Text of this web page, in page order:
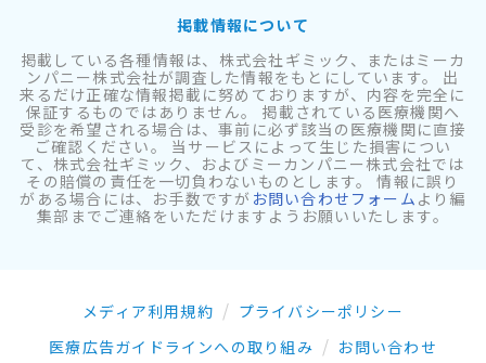
掲載情報について
掲載している各種情報は、株式会社ギミック、またはミーカ
ンパニー株式会社が調査した情報をもとにしています。 出
来るだけ正確な情報掲載に努めておりますが、内容を完全に
保証するものではありません。 掲載されている医療機関へ
受診を希望される場合は、事前に必ず該当の医療機関に直接
ご確認ください。 当サービスによって生じた損害につい
て、株式会社ギミック、およびミーカンパニー株式会社では
その賠償の責任を一切負わないものとします。 情報に誤り
がある場合には、お手数ですが お問い合わせフォーム より編
集部までご連絡をいただけますようお願いいたします。
メディア利用規約
プライバシーポリシー
医療広告ガイドラインへの取り組み
お問い合わせ